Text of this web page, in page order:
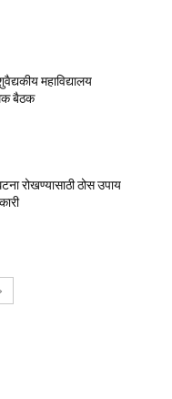
महाविद्यालय
बैठक
रोखण्यासाठी ठोस उपाय